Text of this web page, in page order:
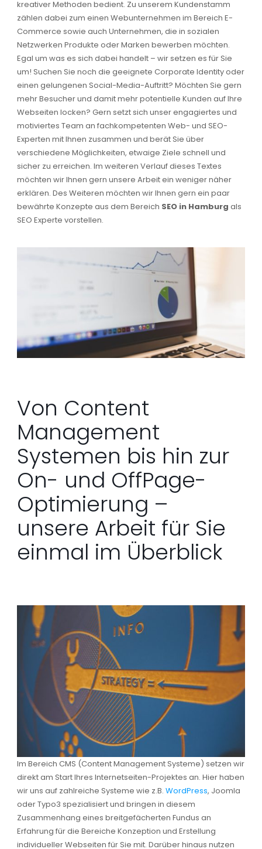
kreativer Methoden bedient. Zu unserem Kundenstamm
zählen dabei zum einen Webunternehmen im Bereich E-
Commerce sowie auch Unternehmen, die in sozialen
Netzwerken Produkte oder Marken bewerben möchten.
Egal um was es sich dabei handelt – wir setzen es für Sie
um! Suchen Sie noch die geeignete Corporate Identity oder
einen gelungenen Social-Media-Auftritt? Möchten Sie gern
mehr Besucher und damit mehr potentielle Kunden auf Ihre
Webseiten locken? Gern setzt sich unser engagiertes und
motiviertes Team an fachkompetenten Web- und SEO-
Experten mit Ihnen zusammen und berät Sie über
verschiedene Möglichkeiten, etwaige Ziele schnell und
sicher zu erreichen. Im weiteren Verlauf dieses Textes
möchten wir Ihnen gern unsere Arbeit ein weniger näher
erklären. Des Weiteren möchten wir Ihnen gern ein paar
bewährte Konzepte aus dem Bereich SEO in Hamburg als
SEO Experte vorstellen.
Von Content
Management
Systemen bis hin zur
On- und OffPage-
Optimierung –
unsere Arbeit für Sie
einmal im Überblick
Im Bereich CMS (Content Management Systeme) setzen wir
direkt am Start Ihres Internetseiten-Projektes an. Hier haben
wir uns auf zahlreiche Systeme wie z.B. WordPress, Joomla
oder Typo3 spezialisiert und bringen in diesem
Zusammenhang eines breitgefächerten Fundus an
Erfahrung für die Bereiche Konzeption und Erstellung
individueller Webseiten für Sie mit. Darüber hinaus nutzen